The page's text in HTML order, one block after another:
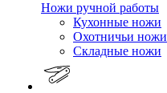
Ножи ручной работы
Кухонные ножи
Охотничьи ножи
Складные ножи